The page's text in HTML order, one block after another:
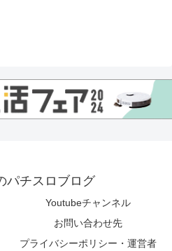
パチスロブログ
Youtubeチャンネル
お問い合わせ先
プライバシーポリシー・運営者